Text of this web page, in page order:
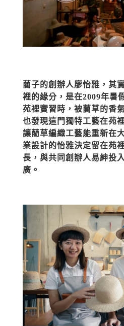
藺子的創辦人廖怡雅，其
裡的緣分，是在2009年暑
苑裡實習時，被藺草的香
也發現這門獨特工藝在苑
讓藺草編織工藝能重新在
業設計的怡雅決定留在苑
長，與共同創辦人易紳投
廣。